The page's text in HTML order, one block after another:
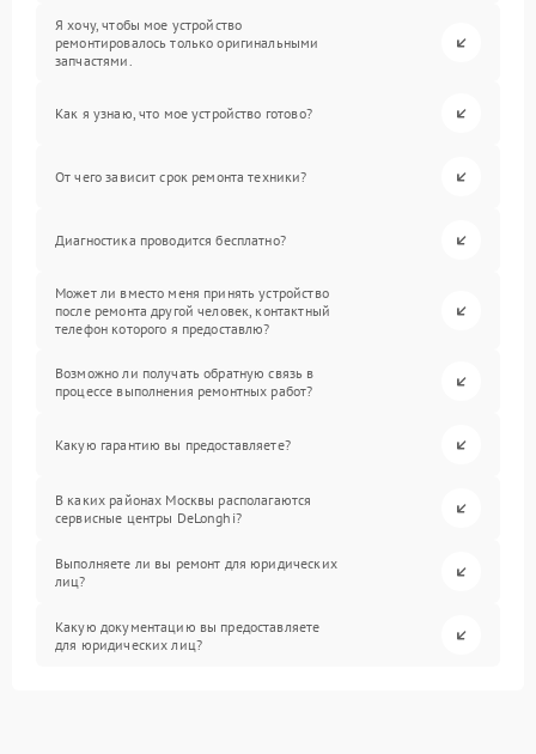
Я хочу, чтобы мое устройство
ремонтировалось только оригинальными
запчастями.
Как я узнаю, что мое устройство готово?
От чего зависит срок ремонта техники?
Диагностика проводится бесплатно?
Может ли вместо меня принять устройство
после ремонта другой человек, контактный
телефон которого я предоставлю?
Возможно ли получать обратную связь в
процессе выполнения ремонтных работ?
Какую гарантию вы предоставляете?
В каких районах Москвы располагаются
сервисные центры DeLonghi?
Выполняете ли вы ремонт для юридических
лиц?
Какую документацию вы предоставляете
для юридических лиц?